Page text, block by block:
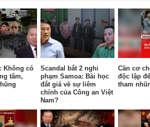
Không có
tâm,
Scandal bắt 2 nghi
phạm Samoa: Bài học
đắt giá về sự liêm
chính của Công an Việt
Nam?
Cần cơ
độc lập
tham